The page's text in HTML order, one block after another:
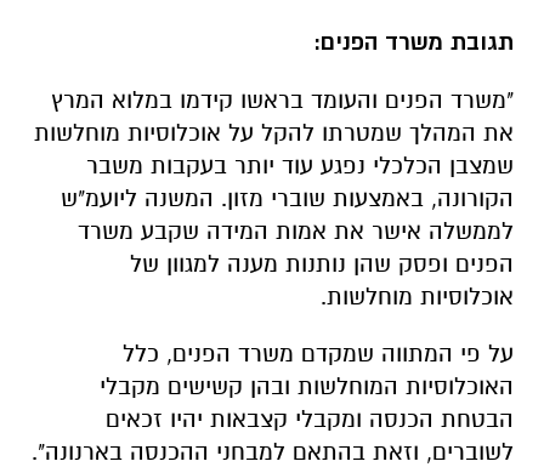
תגובת משרד הפנים:
"משרד הפנים והעומד בראשו קידמו במלוא המרץ
את המהלך שמטרתו להקל על אוכלוסיות מוחלשות
שמצבן הכלכלי נפגע עוד יותר בעקבות משבר
הקורונה, באמצעות שוברי מזון. המשנה ליועמ"ש
לממשלה אישר את אמות המידה שקבע משרד
הפנים ופסק שהן נותנות מענה למגוון של
אוכלוסיות מוחלשות.
על פי המתווה שמקדם משרד הפנים, כלל
האוכלוסיות המוחלשות ובהן קשישים מקבלי
הבטחת הכנסה ומקבלי קצבאות יהיו זכאים
לשוברים, וזאת בהתאם למבחני ההכנסה בארנונה".